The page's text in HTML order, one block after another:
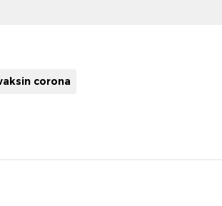
corona